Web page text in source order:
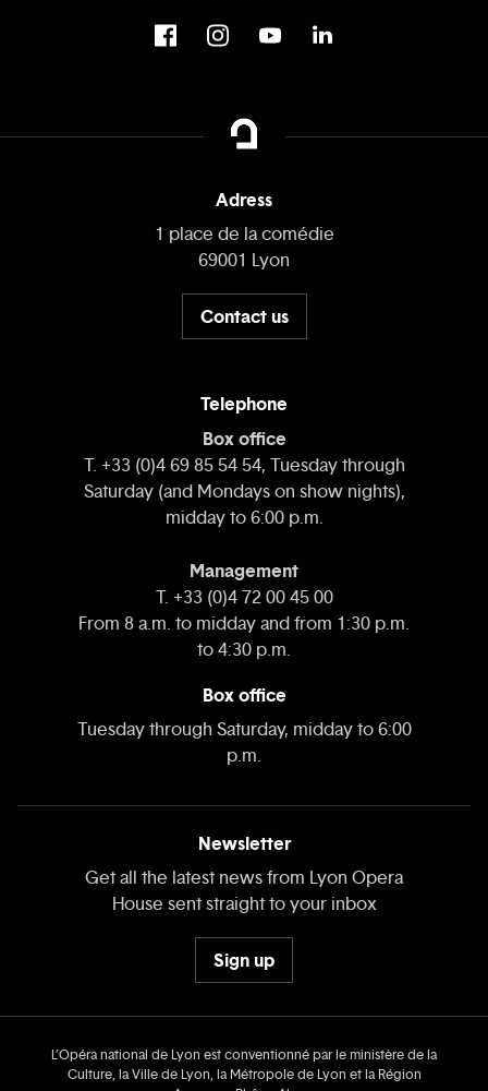
Adress
1 place de la comédie
69001 Lyon
Contact us
Telephone
Box office
T. +33 (0)4 69 85 54 54, Tuesday through
Saturday (and Mondays on show nights),
midday to 6:00 p.m.
Management
T. +33 (0)4 72 00 45 00
From 8 a.m. to midday and from 1:30 p.m.
to 4:30 p.m.
Box office
Tuesday through Saturday, midday to 6:00
p.m.
Newsletter
Get all the latest news from Lyon Opera
House sent straight to your inbox
Sign up
L’Opéra national de Lyon est conventionné par le ministère de la
Culture, la Ville de Lyon, la Métropole de Lyon et la Région